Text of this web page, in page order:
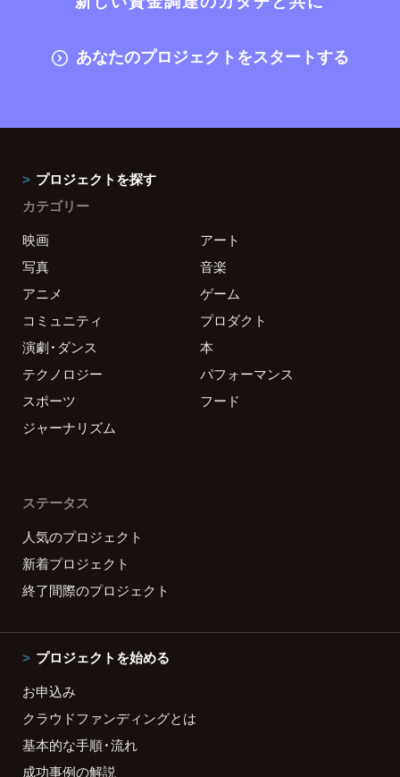
あなたのプロジェクトをスタートする
プロジェクトを探す
カテゴリー
映画
アート
写真
音楽
アニメ
ゲーム
コミュニティ
プロダクト
演劇・ダンス
本
テクノロジー
パフォーマンス
スポーツ
フード
ジャーナリズム
ステータス
人気のプロジェクト
新着プロジェクト
終了間際のプロジェクト
プロジェクトを始める
お申込み
クラウドファンディングとは
基本的な手順・流れ
成功事例の解説